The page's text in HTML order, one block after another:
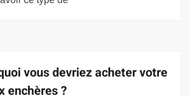
vous devriez acheter votre
enchères ?